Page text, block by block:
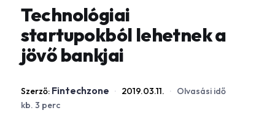
Technológiai
startupokból lehetnek a
jövő bankjai
Szerző: Fintechzone · 2019.03.11. · Olvasási idő
kb. 3 perc